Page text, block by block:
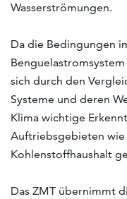
Wasserströmungen.
Da die Bedingungen
sich durch den
Systeme und deren
Klima wichtige
Auftriebsgebieten wie
Kohlenstoffhaushalt
Das ZMT übernimmt